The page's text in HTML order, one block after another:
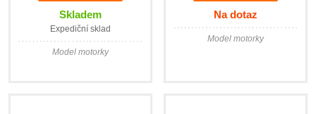
Skladem
Expediční sklad
Model motorky
Na dotaz
Model motorky